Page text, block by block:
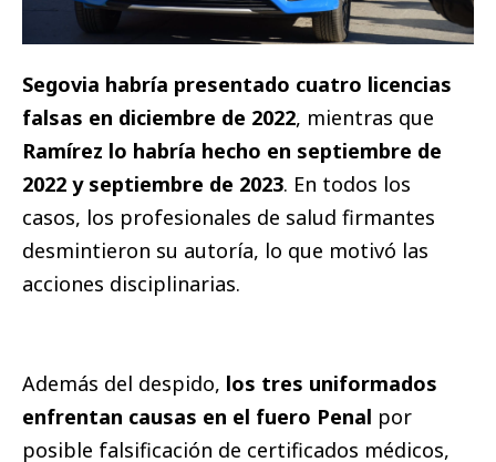
Segovia habría presentado cuatro licencias
falsas en diciembre de 2022, mientras que
Ramírez lo habría hecho en septiembre de
2022 y septiembre de 2023. En todos los
casos, los profesionales de salud firmantes
desmintieron su autoría, lo que motivó las
acciones disciplinarias.
Además del despido, los tres uniformados
enfrentan causas en el fuero Penal por
posible falsificación de certificados médicos,